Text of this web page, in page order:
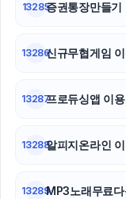
13285증권통장만들
13286신규무협게임
13287프로듀싱앱 이
13288알피지온라인
13289MP3노래무료